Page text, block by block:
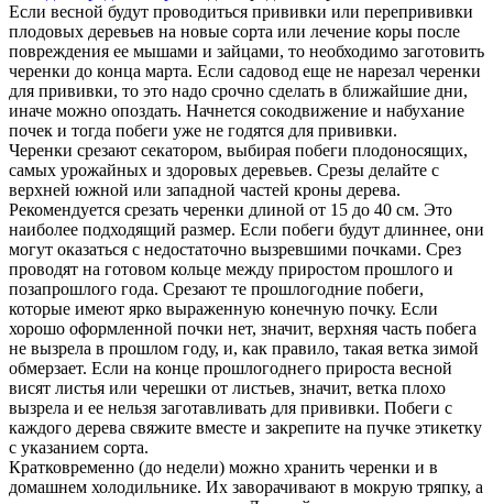
Если весной будут проводиться прививки или перепрививки
плодовых деревьев на новые сорта или лечение коры после
повреждения ее мышами и зайцами, то необходимо заготовить
черенки до конца марта. Если садовод еще не нарезал черенки
для прививки, то это надо срочно сделать в ближайшие дни,
иначе можно опоздать. Начнется сокодвижение и набухание
почек и тогда побеги уже не годятся для прививки.
Черенки срезают секатором, выбирая побеги плодоносящих,
самых урожайных и здоровых деревьев. Срезы делайте с
верхней южной или западной частей кроны дерева.
Рекомендуется срезать черенки длиной от 15 до 40 см. Это
наиболее подходящий размер. Если побеги будут длиннее, они
могут оказаться с недостаточно вызревшими почками. Срез
проводят на готовом кольце между приростом прошлого и
позапрошлого года. Срезают те прошлогодние побеги,
которые имеют ярко выраженную конечную почку. Если
хорошо оформленной почки нет, значит, верхняя часть побега
не вызрела в прошлом году, и, как правило, такая ветка зимой
обмерзает. Если на конце прошлогоднего прироста весной
висят листья или черешки от листьев, значит, ветка плохо
вызрела и ее нельзя заготавливать для прививки. Побеги с
каждого дерева свяжите вместе и закрепите на пучке этикетку
с указанием сорта.
Кратковременно (до недели) можно хранить черенки и в
домашнем холодильнике. Их заворачивают в мокрую тряпку, а